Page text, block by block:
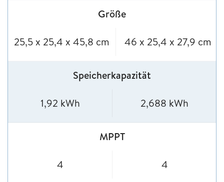
Größe
25,5 x 25,4 x 45,8 cm 46 x 25,4 x 27,9 cm
Speicherkapazität
1,92 kWh 2,688 kWh
MPPT
4 4